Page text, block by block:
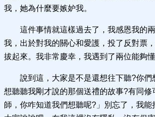
我，她為什麼要嫉妒我。
這件事情就這樣過去了，我感恩我的
我，出於對我的關心和愛護，投了反對票
拔起來。我非常慶幸，我遇到了兩位能夠懂
說到這，大家是不是還想往下聽?你們
想聽聽我剛才說的那個送禮的故事?有同修
師，你咋知道我們想聽呢?」別忘了，我能